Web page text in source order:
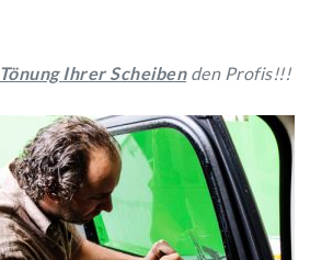
Tönung Ihrer Scheibenden Profis!!!